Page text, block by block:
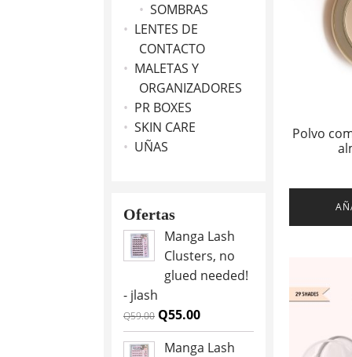
SOMBRAS
LENTES DE
CONTACTO
MALETAS Y
ORGANIZADORES
PR BOXES
SKIN CARE
UÑAS
Ofertas
Manga Lash
Clusters, no
glued needed!
- jlash
Q59.00 Original
price
was:
Q55.00Current
price
is:
Manga Lash
Polvo